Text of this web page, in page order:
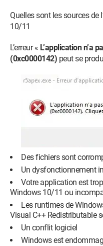
Quelles sont les sources de
10/11
L’erreur « L’application n’a
(0xc0000142) peut se
Des fichiers sont
Un dysfonctionnement
Votre application est
Windows 10/11 ou
Les runtimes de
Visual C++ Redistributable
Un conflit logiciel
Windows est